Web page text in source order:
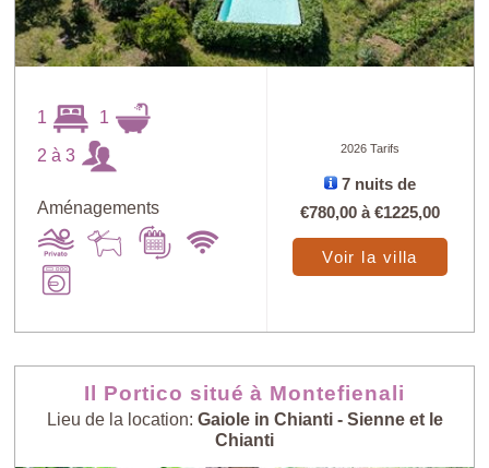
1 1
2 à 3
Aménagements
2026 Tarifs
7 nuits de
€780,00 à€1225,00
Voir la villa
Il Portico situé à Montefienali
Lieu de la location: Gaiole in Chianti - Sienne et le
Chianti